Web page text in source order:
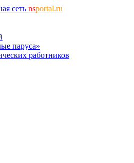
сеть nsportal.ru
паруса»
работников